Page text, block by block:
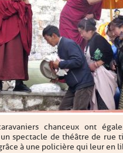
chanceux ont
un spectacle de théâtre de rue
à une policière qui leur en